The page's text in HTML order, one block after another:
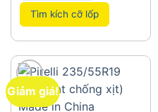
Tìm kích cỡ lốp
Giảm giá!
add